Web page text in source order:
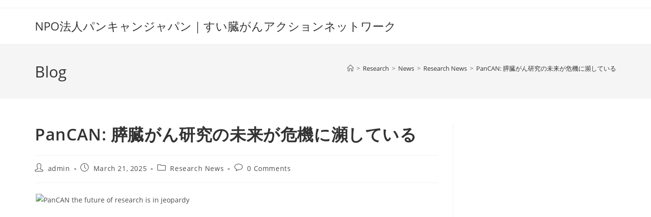
NPO法人パンキャンジャパン｜すい臓がんアクションネットワーク
Blog > Research > News > Research News > PanCAN: 膵臓がん研究の未来が危機に瀕している
PanCAN: 膵臓がん研究の未来が危機に瀕している
Postadmin
PostMarch 21, 2025
PostResearch News
Post0 Comments